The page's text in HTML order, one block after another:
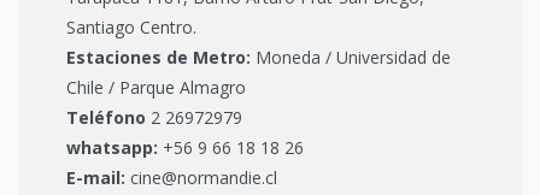
Santiago Centro.
Estaciones de Metro: Moneda / Universidad de
Chile / Parque Almagro
Teléfono 2 26972979
whatsapp: +56 9 66 18 18 26
E-mail: cine@normandie.cl